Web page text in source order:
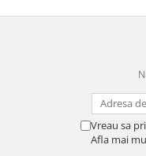
Vreau sa
Afla mai